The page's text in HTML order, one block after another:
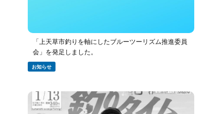
「上天草市釣りを軸にしたブルーツーリズム推進委員
会」を発足しました。
お知らせ